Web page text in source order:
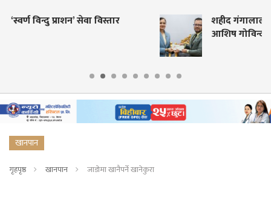
शहीद गंगालाल राष्ट्रिय हृदय केन्द्रको निर्देशकमा
आशिष गोविन्द अमात्य
खानपान
गृहपृष्ठ खानपान जाडोमा खानैपर्ने खानेकुरा